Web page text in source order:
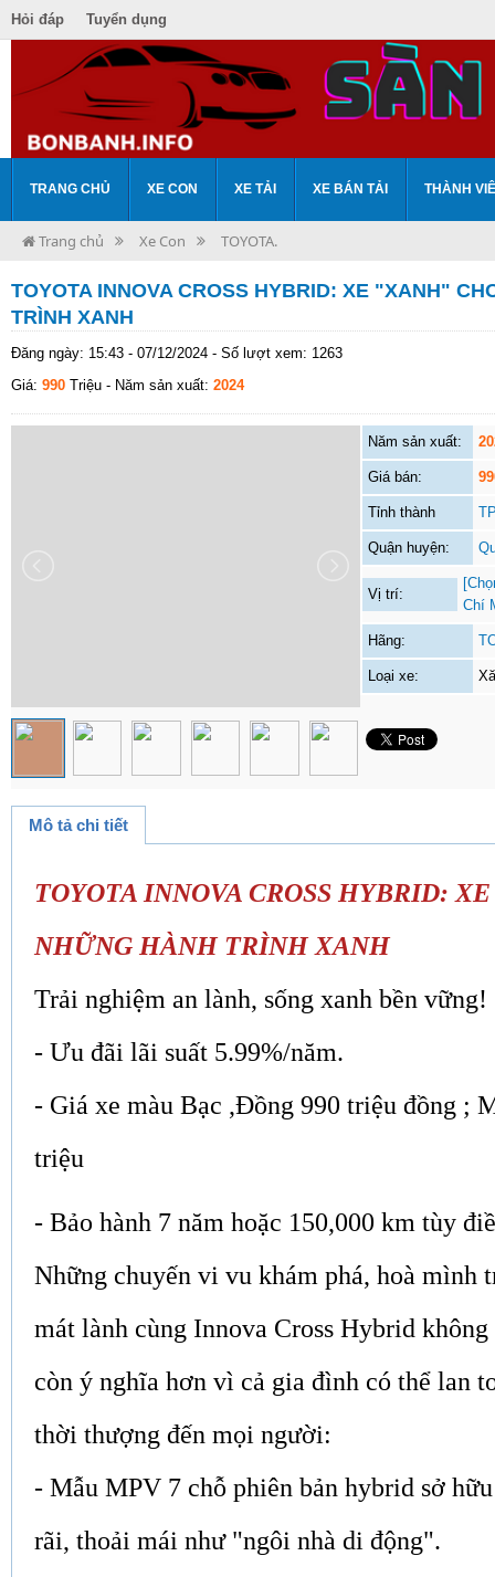
Hỏi đáp Tuyển dụng
TRANG CHỦ XE CON XE TẢI XE BÁN TẢI THÀNH
Trang chủ Xe Con TOYOTA.
TOYOTA INNOVA CROSS HYBRID: XE "XANH"
TRÌNH XANH
Đăng ngày: 15:43 - 07/12/2024 - Số lượt xem: 1263
Giá: 990 Triệu - Năm sản xuất: 2024
Năm sản xuất:
Giá bán:
Tỉnh thành
Quận huyện:
Vị trí:
Chí
Hãng:
Loại xe:
Mô tả chi tiết
TOYOTA INNOVA CROSS HYBRID:
NHỮNG HÀNH TRÌNH XANH
Trải nghiệm an lành, sống xanh bền vững!
- Ưu đãi lãi suất 5.99%/năm.
- Giá xe màu Bạc ,Đồng 990 triệu đồng ;
triệu
- Bảo hành 7 năm hoặc 150,000 km tùy
Những chuyến vi vu khám phá, hoà mình
mát lành cùng Innova Cross Hybrid
còn ý nghĩa hơn vì cả gia đình có thể lan
thời thượng đến mọi người:
- Mẫu MPV 7 chỗ phiên bản hybrid sở
rãi, thoải mái như "ngôi nhà di động".